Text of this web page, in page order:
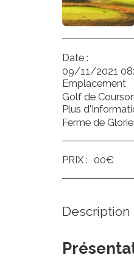
Date :
09/11/2021
Emplacement
Golf de
Plus
Ferme de
PRIX : 00€
Description